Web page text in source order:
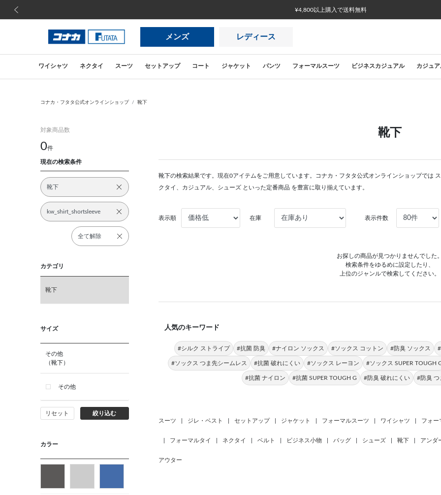
¥4,800以上購入で送料無料
メンズ レディース
ワイシャツ ネクタイ スーツ セットアップ コート ジャケット パンツ フォーマルスーツ ビジネスカジュアル カジュ
コナカ・フタタ公式オンラインショップ 靴下
対象商品数
0件
現在の検索条件
靴下
kw_shirt_shortsleeve
全て解除
カテゴリ
靴下
サイズ
その他
（靴下）
その他
リセット 絞り込む
カラー
靴下
靴下の検索結果です。現在0アイテムをご用意しています。コナカ・フタタ公式オンラインショップでは
クタイ、カジュアル、シューズ といった定番商品 を豊富に取り揃えています。
表示順 在庫 表示件数
お探しの商品が見つかりませんでした。
検索条件をゆるめに設定したり、
上位のジャンルで検索してください。
人気のキーワード
#シルク ストライプ #抗菌 防臭 #ナイロン ソックス #ソックス コットン #防臭 ソックス
#ソックス つま先シームレス #抗菌 破れにくい #ソックス レーヨン #ソックス SUPER TOUGH
#抗菌 ナイロン #抗菌 SUPER TOUGH G #防臭 破れにくい #防臭 つ
スーツ ジレ・ベスト セットアップ ジャケット フォーマルスーツ ワイシャツ フォー
フォーマルタイ ネクタイ ベルト ビジネス小物 バッグ シューズ 靴下 アンダ
アウター